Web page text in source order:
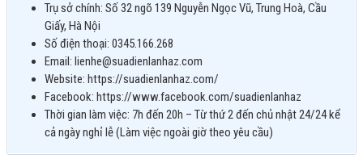
Trụ sở chính: Số 32 ngõ 139 Nguyễn Ngọc Vũ, Trung Hoà, Cầu
Giấy, Hà Nội
Số điện thoại: 0345.166.268
Email: lienhe@suadienlanhaz.com
Website: https://suadienlanhaz.com/
Facebook: https://www.facebook.com/suadienlanhaz
Thời gian làm việc: 7h đến 20h – Từ thứ 2 đến chủ nhật 24/24 kể
cả ngày nghỉ lễ (Làm việc ngoài giờ theo yêu cầu)